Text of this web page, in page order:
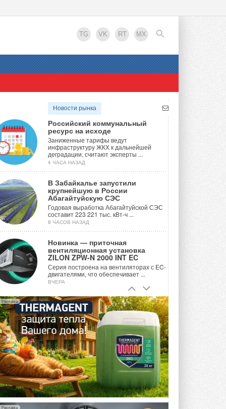
TG VK RT MX
EN
Новости рынка
Российский коммунальный
ресурс на исходе
Заниженные тарифы ведут
инфраструктуру ЖКХ к дальнейшей
деградации, считают эксперты ...
4 ЧАСА НАЗАД
В Забайкалье запустили
крупнейшую в России
Абагайтуйскую СЭС
Годовая выработка Абагайтуйской СЭС
составит 223 221 тыс. кВт-ч ...
8 ЧАСОВ НАЗАД
Новинка — приточная
вентиляционная установка
ZILON ZPW-N 2000 INT EC
Серия построена на вентиляторах с EC-
двигателями, что обеспечивает ...
ВЧЕРА
Учёные ЮУрГУ создали
каскадную установку,
объединяющую солнечную и
геотермальную энергию
Природосберегающие технологии ...
ВЧЕРА
Для Арктики создали
технологию защиты
ветрогенераторов от аварий
Разработка учитывает влияние
мерзлоты, обледенения и снеговых ...
ВЧЕРА
Реклама
Реклама